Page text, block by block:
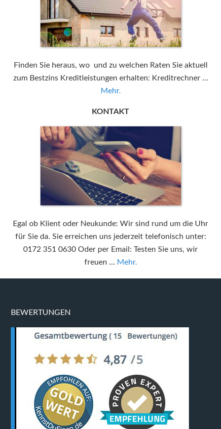
Finden Sie heraus, wo und zu welchen Raten Sie aktuell
zum Bestzins Kreditleistungen erhalten: Kreditrechner …
Mehr.
KONTAKT
Egal ob Klient oder Neukunde: Wir sind rund um die Uhr
für Sie da. Sie erreichen uns jederzeit telefonisch unter:
0172 351 0630 Oder per Email: Testen Sie uns, wir
freuen … Mehr.
BEWERTUNGEN